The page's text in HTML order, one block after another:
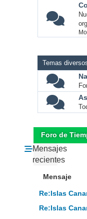
Temas
Foro de
Mensajes
recientes
Mensaje
Re:Islas
Re:Islas